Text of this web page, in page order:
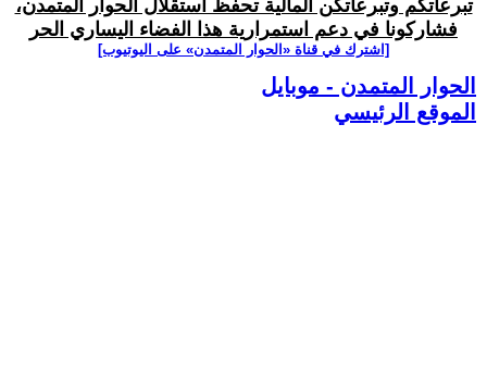
تبرعاتكم وتبرعاتكن المالية تحفظ استقلال الحوار المتمدن،
فشاركونا في دعم استمرارية هذا الفضاء اليساري الحر
[اشترك في قناة ‫«الحوار المتمدن» على اليوتيوب]
الحوار المتمدن - موبايل
الموقع الرئيسي